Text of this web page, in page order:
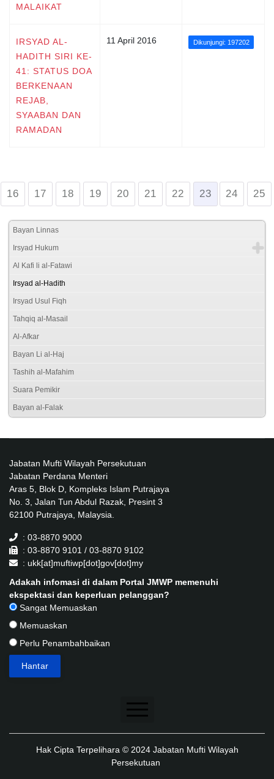
MALAIKAT
IRSYAD AL-
HADITH SIRI KE-
41: STATUS DOA
BERKENAAN
REJAB,
SYAABAN DAN
RAMADAN
11 April 2016 Dikunjungi: 197202
16 17 18 19 20 21 22 23 24 25
Bayan Linnas
Irsyad Hukum
Al Kafi li al-Fatawi
Irsyad al-Hadith
Irsyad Usul Fiqh
Tahqiq al-Masail
Al-Afkar
Bayan Li al-Haj
Tashih al-Mafahim
Suara Pemikir
Bayan al-Falak
Jabatan Mufti Wilayah Persekutuan
Jabatan Perdana Menteri
Aras 5, Blok D, Kompleks Islam Putrajaya
No. 3, Jalan Tun Abdul Razak, Presint 3
62100 Putrajaya, Malaysia.
: 03-8870 9000
: 03-8870 9101 / 03-8870 9102
: ukk[at]muftiwp[dot]gov[dot]my
Adakah infomasi di dalam Portal JMWP memenuhi
ekspektasi dan keperluan pelanggan?
Sangat Memuaskan
Memuaskan
Perlu Penambahbaikan
Penafian
Dasar Keselamatan
Hak Cipta Terpelihara © 2024 Jabatan Mufti Wilayah
Persekutuan